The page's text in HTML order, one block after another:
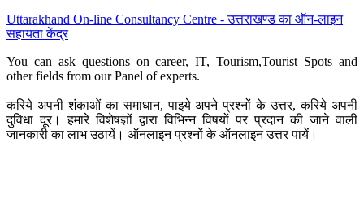
Uttarakhand On-line Consultancy Centre - उत्तराखण्ड का ऑन-लाइन
सहायता केंद्र
You can ask questions on career, IT, Tourism,Tourist Spots and
other fields from our Panel of experts.
करिये अपनी शंकाओं का समाधान, पाइये अपने प्रश्नों के उत्तर, करिये अपनी
दुविधा दूर। हमारे विशेषज्ञों द्वारा विभिन्न विषयों पर प्रदान की जाने वाली
जानकारी का लाभ उठायें। ऑनलाइन प्रश्नों के ऑनलाइन उत्तर पायें।